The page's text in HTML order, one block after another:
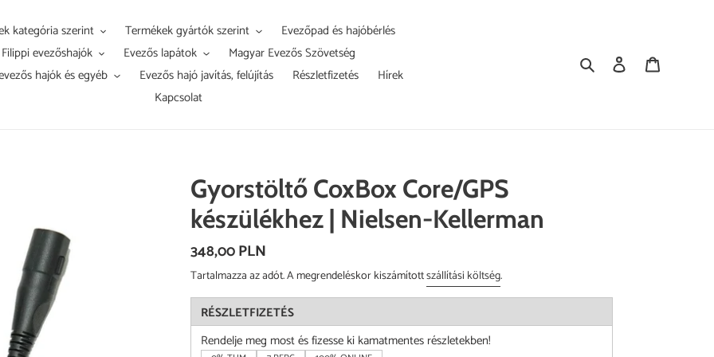
kategória szerint Termékek gyártók szerint
Evezőpad és hajóbérlés
Filippi evezőshajók
Evezős lapátok
Magyar Evezős Szövetség
hajók és egyéb
Evezős hajó javítás, felújítás Részletfizetés
Hírek
Kapcsolat
Keresés Bejelentkezés
Gyorstöltő CoxBox Core/GPS
készülékhez | Nielsen-Kellerman
Normál
ár
348,00 PLN
Tartalmazza az adót. A megrendeléskor kiszámítottszállítási költség.
RÉSZLETFIZETÉS
Rendelje meg most és fizesse ki kamatmentes részletekben!